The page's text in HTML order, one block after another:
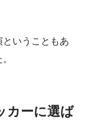
ということもあ
カーに選ば